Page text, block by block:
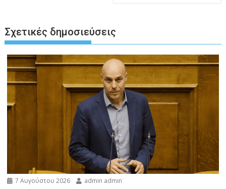
Σχετικές δημοσιεύσεις
7 Αυγούστου 2026 admin admin